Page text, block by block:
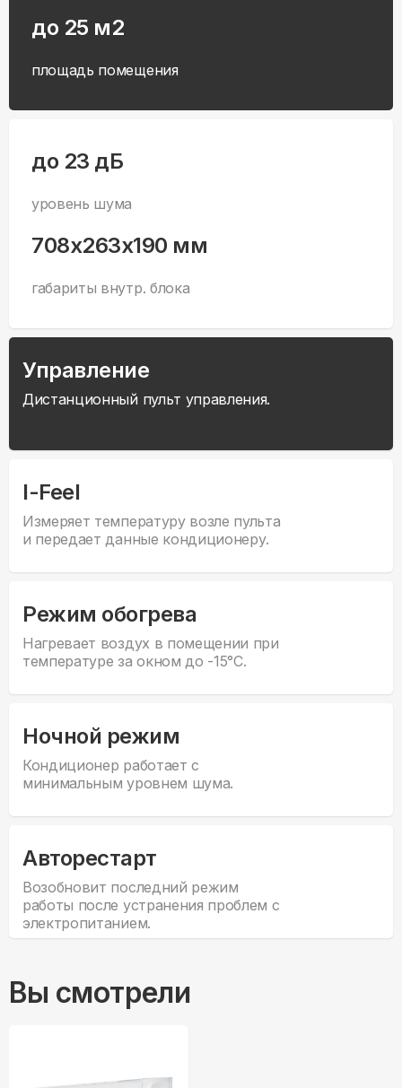
до 25 м2
площадь помещения
до 23 дБ
уровень шума
708x263x190 мм
габариты внутр. блока
Управление
Дистанционный пульт управления.
I-Feel
Измеряет температуру возле пульта
и передает данные кондиционеру.
Режим обогрева
Нагревает воздух в помещении при
температуре за окном до -15°С.
Ночной режим
Кондиционер работает с
минимальным уровнем шума.
Авторестарт
Возобновит последний режим
работы после устранения проблем с
электропитанием.
Вы смотрели